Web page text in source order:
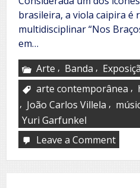
brasileira, a viola caipira é
multidisciplinar “Nos
em…
Arte , Banda ,
arte contemporânea ,
, João Carlos Villela ,
Yuri Garfunkel
Leave a Commenton
‘Nos